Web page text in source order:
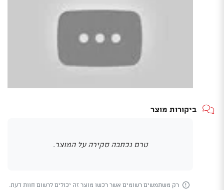
ביקורות מוצר
טרם נכתבה סקירה על המוצר.
רק משתמשים רשומים אשר רכשו מוצר זה יכולים לרשום חוות דעת.